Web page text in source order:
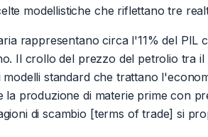
modellistiche che riflettano tre
rappresentano circa l'11% del PIL
Il crollo del prezzo del petrolio tra
standard che trattano
produzione di materie prime con
di scambio [terms of trade] si